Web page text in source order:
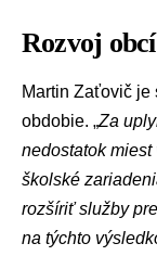
Rozvoj obcí
Martin Zaťovič je
obdobie. „Za
nedostatok
školské
rozšíriť služby
na týchto